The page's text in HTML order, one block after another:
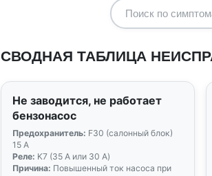
СВОДНАЯ ТАБЛИЦА
Не заводится, не работает
бензонасос
Предохранитель: F30 (салонный блок)
15 А
Реле: K7 (35 А или 30 А)
Причина: Повышенный ток насоса при